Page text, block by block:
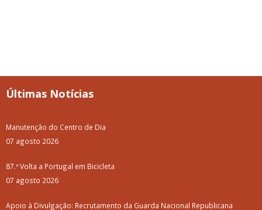
Últimas Notícias
Manutenção do Centro de Dia
07 agosto 2026
87.ª Volta a Portugal em Bicicleta
07 agosto 2026
Apoio à Divulgação: Recrutamento da Guarda Nacional Republicana